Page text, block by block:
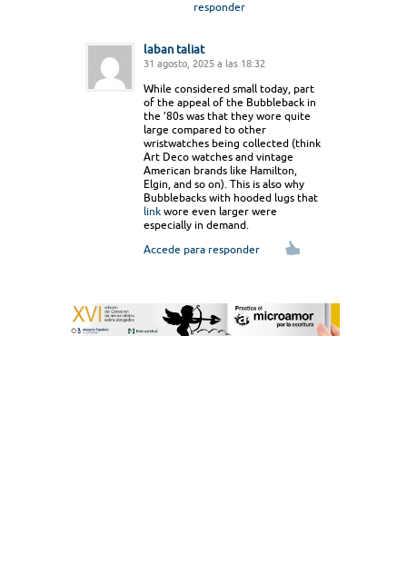
responder
laban taliat
31 agosto, 2025 a las 18:32
While considered small today, part
of the appeal of the Bubbleback in
the ’80s was that they wore quite
large compared to other
wristwatches being collected (think
Art Deco watches and vintage
American brands like Hamilton,
Elgin, and so on). This is also why
Bubblebacks with hooded lugs that
link wore even larger were
especially in demand.
Accede para responder